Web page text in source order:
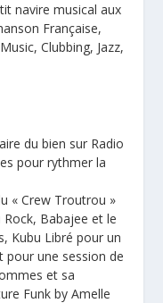
navire musical aux
Française,
Clubbing, Jazz,
du bien sur Radio
pour rythmer la
« Crew Troutrou »
Babajee et le
Kubu Libré pour un
pour une session de
et sa
Funk by Amelle